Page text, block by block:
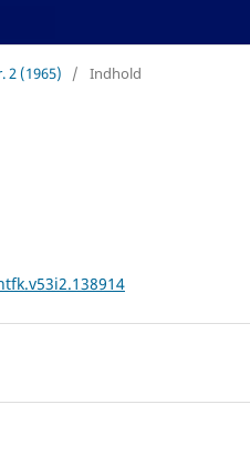
2 (1965) / Indhold